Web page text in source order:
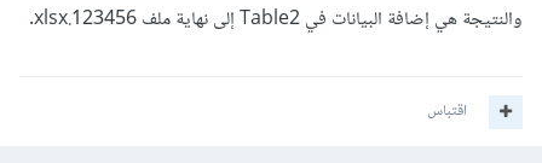
والنتيجة هي إضافة البيانات في Table2 إلى نهاية ملف 123456.xlsx.
اقتباس